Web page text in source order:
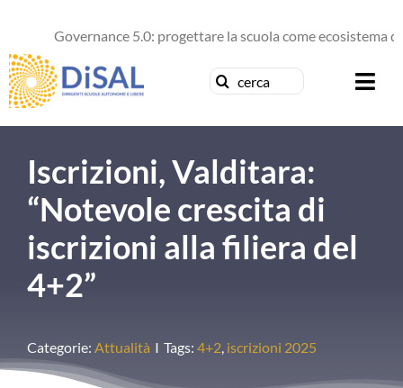
contenuto
Governance 5.0: progettare la scuola come ecosistema di
Cerca
News
Formazione
Concorsi
Pubblicazioni
Iscrizioni, Valditara:
“Notevole crescita di
iscrizioni alla filiera del
4+2”
Categorie: Attualità I Tags: 4+2, iscrizioni 2025